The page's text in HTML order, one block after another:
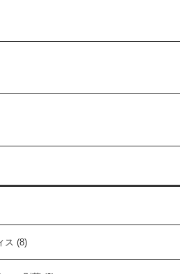
ス (8)